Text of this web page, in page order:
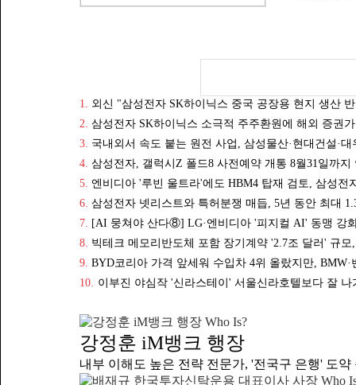
선발을 진
보유한 경
모집 분야
세부 내용
(Careers)'
형이 진행
반도체 기
다.SK에코
재와 성장
미래 성장
1. 외신 "삼성전자 SK하이닉스 중국 공장용 현지 생산
2. 삼성전자 SK하이닉스 소극적 주주환원에 해외 증권
3. 국내외서 속도 붙는 원전 사업, 삼성물산·현대건설·
4. 삼성전자, 갤럭시Z 폴드8 사전예약 개통 8월31일까
5. 엔비디아 '루빈 울트라'에도 HBM4 탑재 검토, 삼성전
6. 삼성전자 넷리스트와 특허분쟁 매듭, 5년 동안 최대
7. [AI 뭉쳐야 산다⑧] LG·엔비디아 '피지컬 AI' 동맹 강
8. 빅테크 메모리반도체 포함 장기계약 '2.7조 달러' 규
9. BYD코리아 가격 앞세워 수입차 4위 올랐지만,
10. 이부진 야심작 '신라스테이' 서울신라호텔보다 잘
Who Is?
강정훈 iM뱅크 행장
내부 이해도 높은 전략 전문가, '전국구 은행' 도약
Who